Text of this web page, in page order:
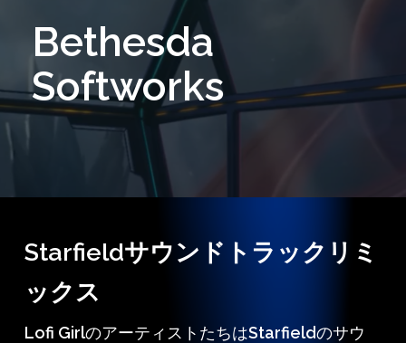
Bethesda
Softworks
Starfieldサウンドトラックリミ
ックス
Lofi GirlのアーティストたちはStarfieldのサウ